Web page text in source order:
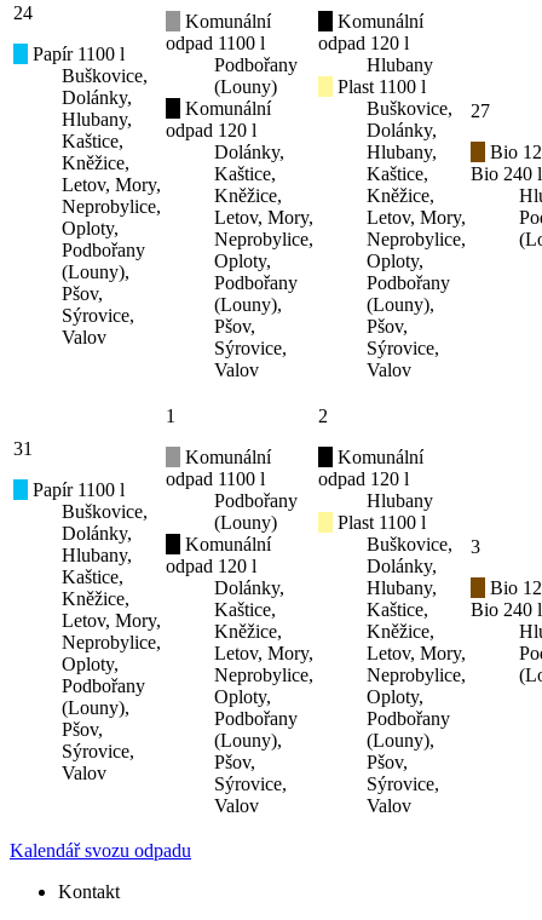
24
Papír 1100 l
Buškovice,
Dolánky,
Hlubany,
Kaštice,
Kněžice,
Letov, Mory,
Neprobylice,
Oploty,
Podbořany
(Louny),
Pšov,
Sýrovice,
Valov
Komunální
odpad 1100 l
Podbořany
(Louny)
Komunální
odpad 120 l
Dolánky,
Kaštice,
Kněžice,
Letov, Mory,
Neprobylice,
Oploty,
Podbořany
(Louny),
Pšov,
Sýrovice,
Valov
Komunální
odpad 120 l
Hlubany
Plast 1100 l
Buškovice,
Dolánky,
Hlubany,
Kaštice,
Kněžice,
Letov, Mory,
Neprobylice,
Oploty,
Podbořany
(Louny),
Pšov,
Sýrovice,
Valov
27
Bio
Bio 240 l
31
Papír 1100 l
Buškovice,
Dolánky,
Hlubany,
Kaštice,
Kněžice,
Letov, Mory,
Neprobylice,
Oploty,
Podbořany
(Louny),
Pšov,
Sýrovice,
Valov
1
Komunální
odpad 1100 l
Podbořany
(Louny)
Komunální
odpad 120 l
Dolánky,
Kaštice,
Kněžice,
Letov, Mory,
Neprobylice,
Oploty,
Podbořany
(Louny),
Pšov,
Sýrovice,
Valov
2
Komunální
odpad 120 l
Hlubany
Plast 1100 l
Buškovice,
Dolánky,
Hlubany,
Kaštice,
Kněžice,
Letov, Mory,
Neprobylice,
Oploty,
Podbořany
(Louny),
Pšov,
Sýrovice,
Valov
3
Bio
Bio 240 l
Kalendář svozu odpadu
Kontakt